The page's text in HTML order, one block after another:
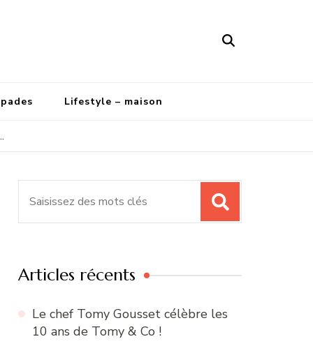
Lifestyle – maison
Articles récents
Le chef Tomy Gousset célèbre les
10 ans de Tomy & Co !